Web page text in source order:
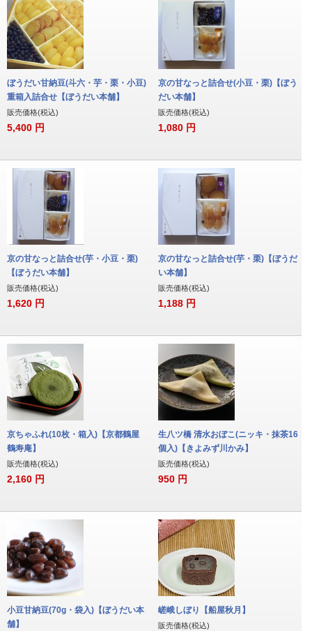
ぼうだい甘納豆(斗六・芋・栗・小豆)
重箱入詰合せ【ぼうだい本舗】
販売価格(税込)
5,400 円
京の甘なっと詰合せ(小豆・栗)【ぼう
だい本舗】
販売価格(税込)
1,080 円
京の甘なっと詰合せ(芋・小豆・栗)
【ぼうだい本舗】
販売価格(税込)
1,620 円
京の甘なっと詰合せ(芋・栗)【ぼうだ
い本舗】
販売価格(税込)
1,188 円
京ちゃふれ(10枚・箱入)【京都鶴屋
鶴寿庵】
販売価格(税込)
2,160 円
生八ツ橋 清水おぼこ(ニッキ・抹茶16
個入)【きよみず川かみ】
販売価格(税込)
950 円
小豆甘納豆(70g・袋入)【ぼうだい本
舗】
嵯峨しぼり【船屋秋月】
販売価格(税込)